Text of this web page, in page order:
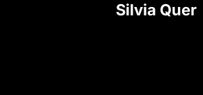
Silvia Quer